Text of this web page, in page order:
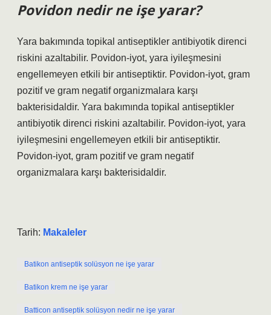
Povidon nedir ne işe yarar?
Yara bakımında topikal antiseptikler antibiyotik direnci
riskini azaltabilir. Povidon-iyot, yara iyileşmesini
engellemeyen etkili bir antiseptiktir. Povidon-iyot, gram
pozitif ve gram negatif organizmalara karşı
bakterisidaldir. Yara bakımında topikal antiseptikler
antibiyotik direnci riskini azaltabilir. Povidon-iyot, yara
iyileşmesini engellemeyen etkili bir antiseptiktir.
Povidon-iyot, gram pozitif ve gram negatif
organizmalara karşı bakterisidaldir.
Tarih: Makaleler
Batikon antiseptik solüsyon ne işe yarar
Batikon krem ne işe yarar
Batticon antiseptik solüsyon nedir ne işe yarar